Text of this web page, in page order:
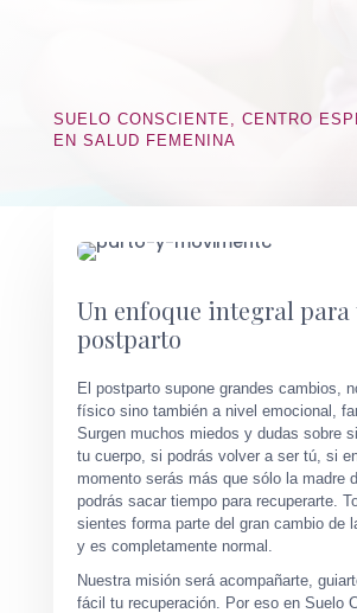
SUELO CONSCIENTE, CENTRO
EN SALUD FEMENINA
Un enfoque integral para
postparto
El postparto supone grandes cambios,
físico sino también a nivel emocional,
Surgen muchos miedos y dudas sobre
tu cuerpo, si podrás volver a ser tú, si
momento serás más que sólo la madre
podrás sacar tiempo para recuperarte.
sientes forma parte del gran cambio de
y es completamente normal.
Nuestra misión será acompañarte,
fácil tu recuperación. Por eso en Suelo